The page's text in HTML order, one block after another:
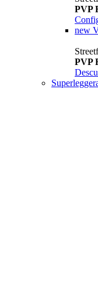
PVP
new
PVP